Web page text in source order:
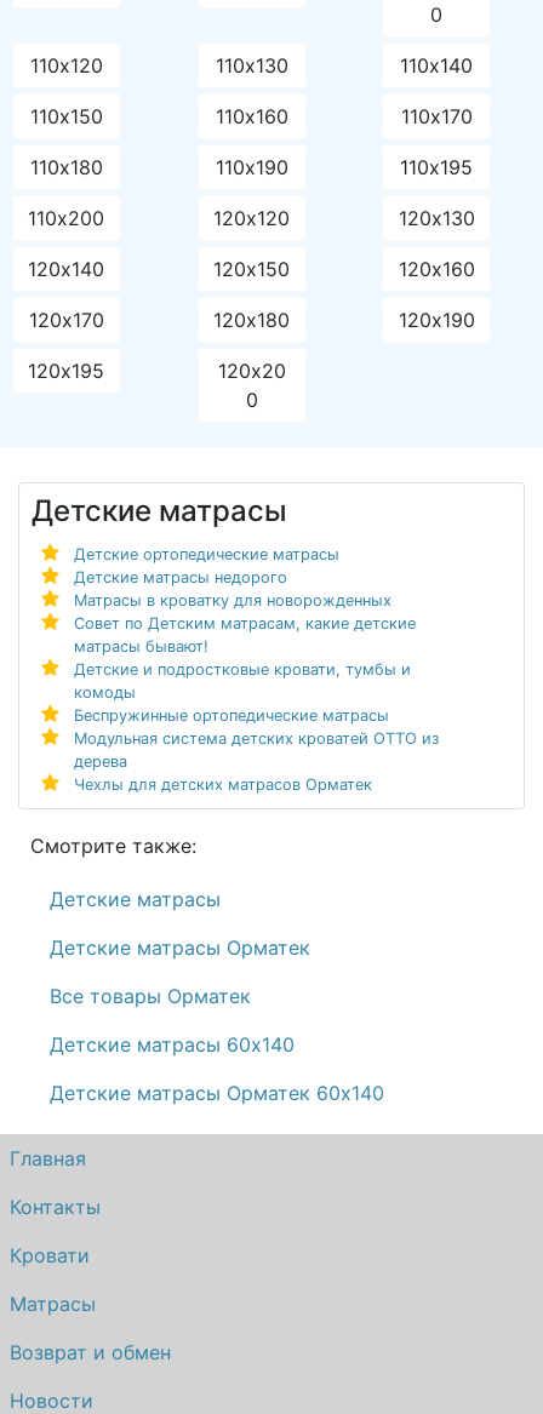
0
110х120 110х130 110х140
110х150 110х160 110х170
110х180 110х190 110х195
110х200 120х120 120х130
120х140 120х150 120х160
120х170 120х180 120х190
120х195
120х20
0
Детские матрасы
Детские ортопедические матрасы
Детские матрасы недорого
Матрасы в кроватку для новорожденных
Совет по Детским матрасам, какие детские
матрасы бывают!
Детские и подростковые кровати, тумбы и
комоды
Беспружинные ортопедические матрасы
Модульная система детских кроватей ОТТО из
дерева
Чехлы для детских матрасов Орматек
Смотрите также:
Детские матрасы
Детские матрасы Орматек
Все товары Орматек
Детские матрасы 60х140
Детские матрасы Орматек 60х140
Главная
Контакты
Кровати
Матрасы
Возврат и обмен
Новости